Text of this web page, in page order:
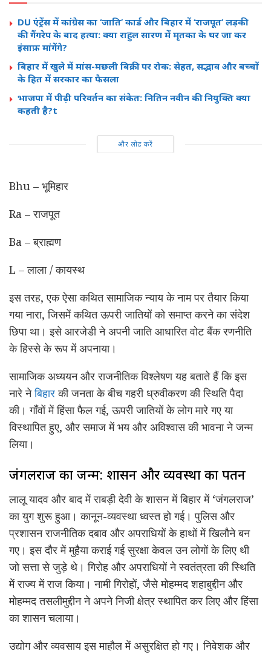
DU एंट्रेंस में कांग्रेस का ‘जाति’ कार्ड और बिहार में ‘राजपूत’ लड़की
की गैंगरेप के बाद हत्या: क्या राहुल सारण में मृतका के घर जा कर
इंसाफ़ मांगेंगे?
बिहार में खुले में मांस-मछली बिक्री पर रोक: सेहत, सद्भाव और बच्चों
के हित में सरकार का फैसला
भाजपा में पीढ़ी परिवर्तन का संकेत: नितिन नवीन की नियुक्ति क्या
कहती है?t
और लोड करें
Bhu – भूमिहार
Ra – राजपूत
Ba – ब्राह्मण
L – लाला / कायस्थ
इस तरह, एक ऐसा कथित सामाजिक न्याय के नाम पर तैयार किया
गया नारा, जिसमें कथित ऊपरी जातियों को समाप्त करने का संदेश
छिपा था। इसे आरजेडी ने अपनी जाति आधारित वोट बैंक रणनीति
के हिस्से के रूप में अपनाया।
सामाजिक अध्ययन और राजनीतिक विश्लेषण यह बताते हैं कि इस
नारे नेबिहारकी जनता के बीच गहरी ध्रुवीकरण की स्थिति पैदा
की। गाँवों में हिंसा फैल गई, ऊपरी जातियों के लोग मारे गए या
विस्थापित हुए, और समाज में भय और अविश्वास की भावना ने जन्म
लिया।
जंगलराज का जन्म: शासन और व्यवस्था का पतन
लालू यादव और बाद में राबड़ी देवी के शासन में बिहार में ‘जंगलराज’
का युग शुरू हुआ। कानून-व्यवस्था ध्वस्त हो गई। पुलिस और
प्रशासन राजनीतिक दबाव और अपराधियों के हाथों में खिलौने बन
गए। इस दौर में मुहैया कराई गई सुरक्षा केवल उन लोगों के लिए थी
जो सत्ता से जुड़े थे। गिरोह और अपराधियों ने स्वतंत्रता की स्थिति
में राज्य में राज किया। नामी गिरोहों, जैसे मोहम्मद शहाबुद्दीन और
मोहम्मद तसलीमुद्दीन ने अपने निजी क्षेत्र स्थापित कर लिए और हिंसा
का शासन चलाया।
उद्योग और व्यवसाय इस माहौल में असुरक्षित हो गए। निवेशक और